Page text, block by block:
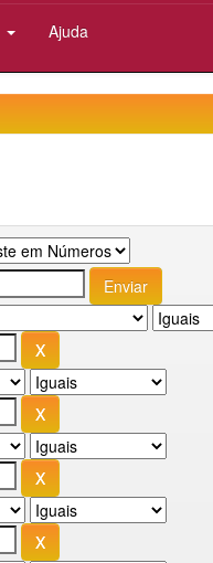
Ajuda